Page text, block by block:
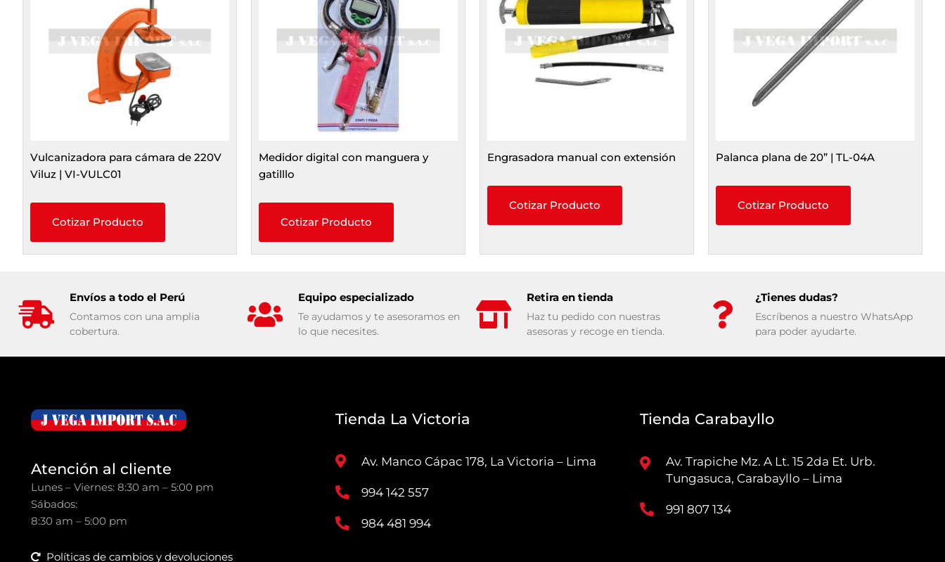
Vulcanizadora para cámara de 220V
Viluz | VI-VULC01
Cotizar Producto
Medidor digital con manguera y
gatilllo
Cotizar Producto
Engrasadora manual con extensión
Cotizar Producto
Palanca plana de 20” | TL-04A
Cotizar Producto
Envíos a todo el Perú
Contamos con una amplia
cobertura.
Equipo especializado
Te ayudamos y te asesoramos en
lo que necesites.
Retira en tienda
Haz tu pedido con nuestras
asesoras y recoge en tienda.
¿Tienes dudas?
Escríbenos a nuestro WhatsApp
para poder ayudarte.
Atención al cliente
Lunes – Viernes: 8:30 am – 5:00 pm
Sábados:
8:30 am – 5:00 pm
Políticas de cambios y devoluciones
Tienda La Victoria
Av. Manco Cápac 178, La Victoria – Lima
994 142 557
984 481 994
Tienda Carabayllo
Av. Trapiche Mz. A Lt. 15 2da Et. Urb.
Tungasuca, Carabayllo – Lima
991 807 134